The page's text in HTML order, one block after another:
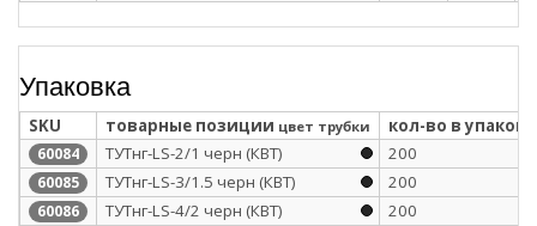
Упаковка
SKU товарные позиции цвет трубки кол-во в
60084 ТУТнг-LS-2/1 черн (КВТ) 200
60085 ТУТнг-LS-3/1.5 черн (КВТ) 200
60086 ТУТнг-LS-4/2 черн (КВТ) 200